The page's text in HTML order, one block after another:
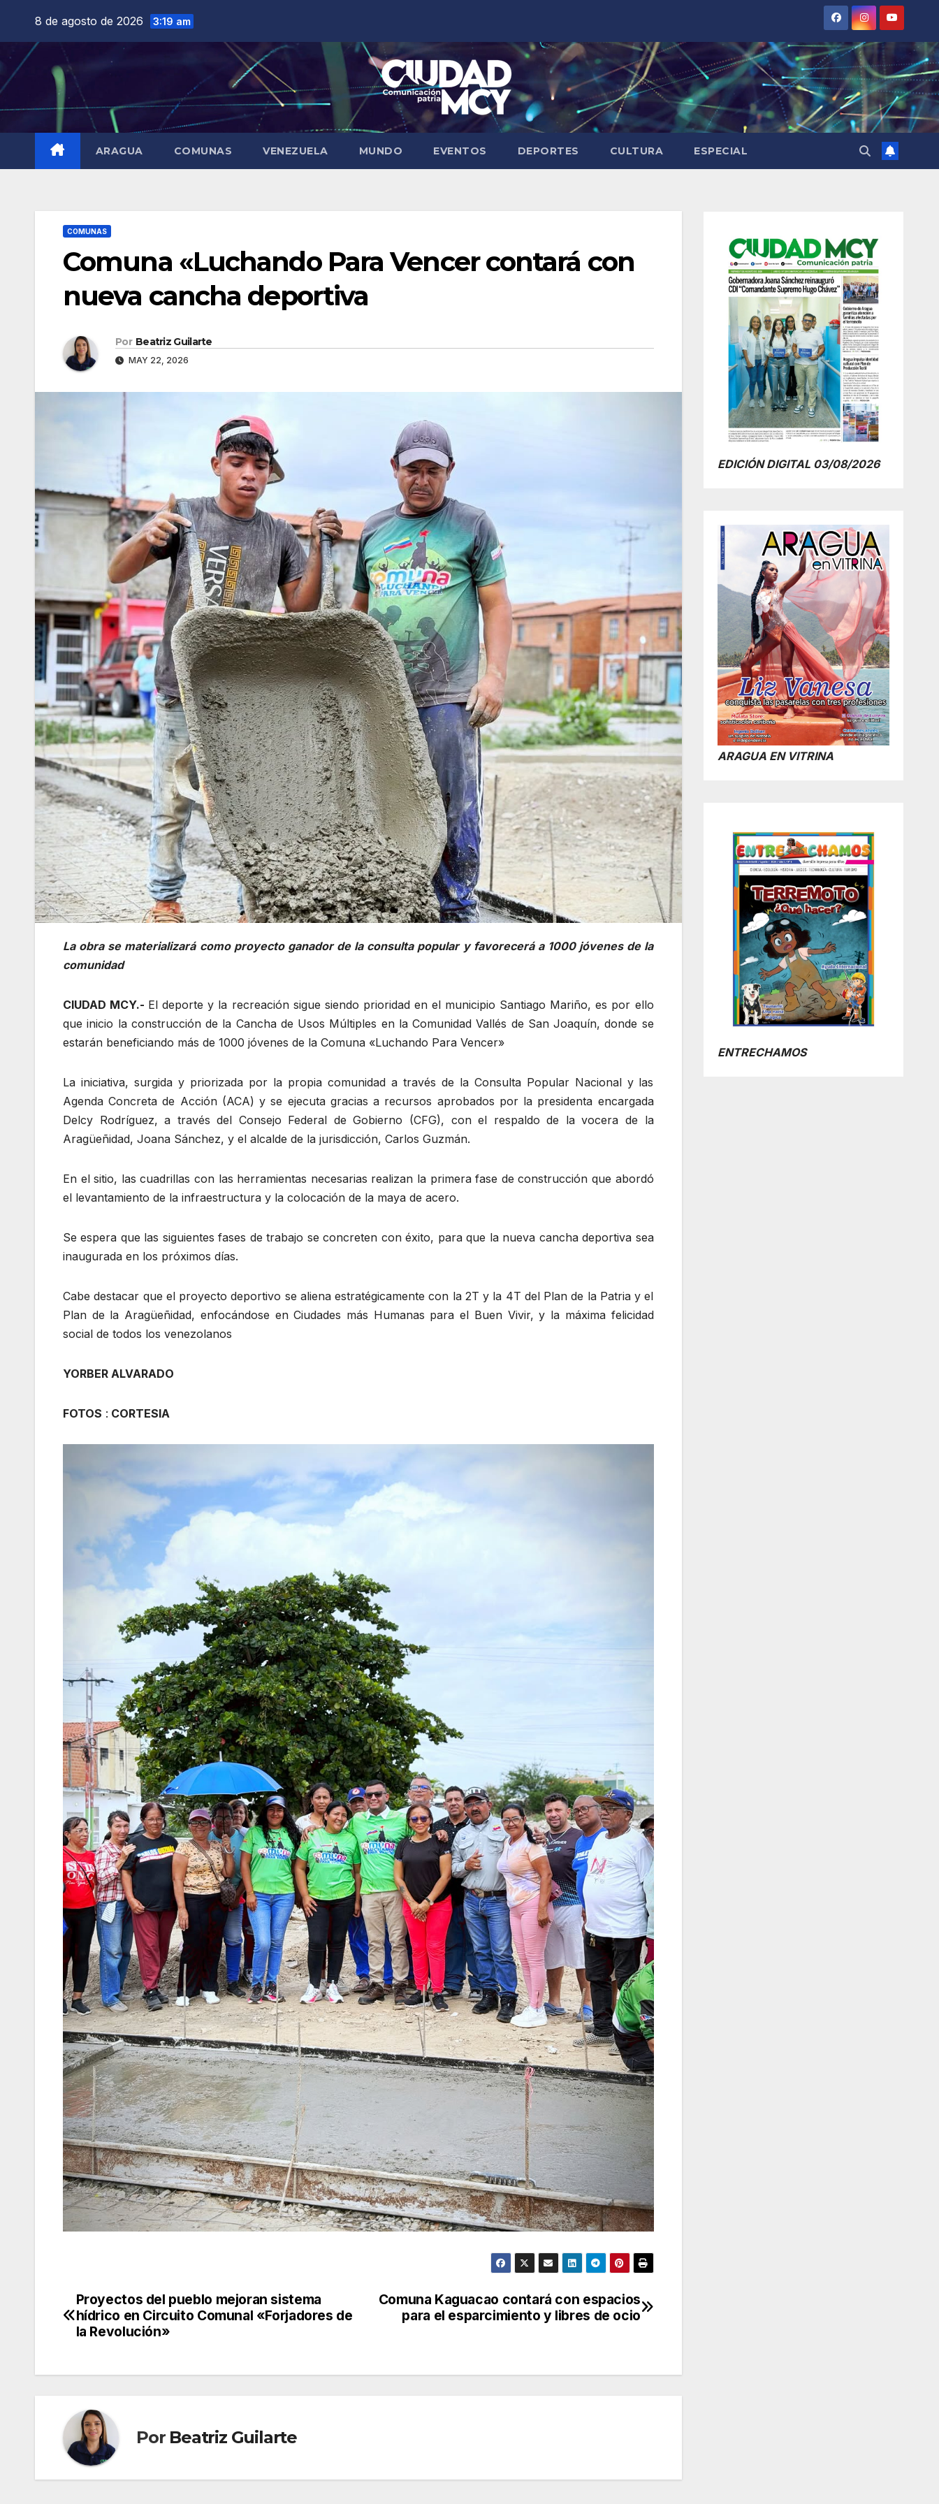
contenido
8 de agosto de 2026 3:19 am
ARAGUA COMUNAS VENEZUELA MUNDO EVENTOS DEPORTES CULTURA ESPECIAL
COMUNAS
Comuna «Luchando Para Vencer contará con
nueva cancha deportiva
Por Beatriz Guilarte
MAY 22, 2026
La obra se materializará como proyecto ganador de la consulta popular y favorecerá a 1000 jóvenes de la
comunidad
CIUDAD MCY.- El deporte y la recreación sigue siendo prioridad en el municipio Santiago Mariño, es por ello
que inicio la construcción de la Cancha de Usos Múltiples en la Comunidad Vallés de San Joaquín, donde se
estarán beneficiando más de 1000 jóvenes de la Comuna «Luchando Para Vencer»
La iniciativa, surgida y priorizada por la propia comunidad a través de la Consulta Popular Nacional y las
Agenda Concreta de Acción (ACA) y se ejecuta gracias a recursos aprobados por la presidenta encargada
Delcy Rodríguez, a través del Consejo Federal de Gobierno (CFG), con el respaldo de la vocera de la
Aragüeñidad, Joana Sánchez, y el alcalde de la jurisdicción, Carlos Guzmán.
En el sitio, las cuadrillas con las herramientas necesarias realizan la primera fase de construcción que abordó
el levantamiento de la infraestructura y la colocación de la maya de acero.
Se espera que las siguientes fases de trabajo se concreten con éxito, para que la nueva cancha deportiva sea
inaugurada en los próximos días.
Cabe destacar que el proyecto deportivo se aliena estratégicamente con la 2T y la 4T del Plan de la Patria y el
Plan de la Aragüeñidad, enfocándose en Ciudades más Humanas para el Buen Vivir, y la máxima felicidad
social de todos los venezolanos
YORBER ALVARADO
FOTOS : CORTESIA
Navegación
de
Comuna Kaguacao contará con espacios
para el esparcimiento y libres de ocio
Proyectos del pueblo mejoran sistema
hídrico en Circuito Comunal «Forjadores de
la Revolución»
Por Beatriz Guilarte
EDICIÓN DIGITAL 03/08/2026
ARAGUA EN VITRINA
ENTRECHAMOS